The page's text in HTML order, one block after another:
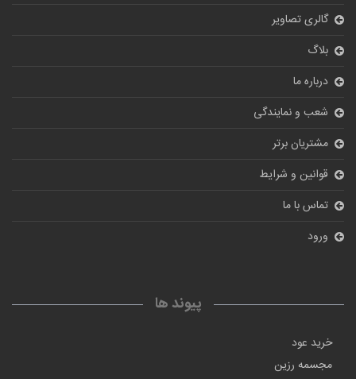
گالری تصاویر
بلاگ
درباره ما
شعب و نمایندگی
مشتریان برتر
قوانین و شرایط
تماس با ما
ورود
پیوند ها
خرید عود
مجسمه رزین